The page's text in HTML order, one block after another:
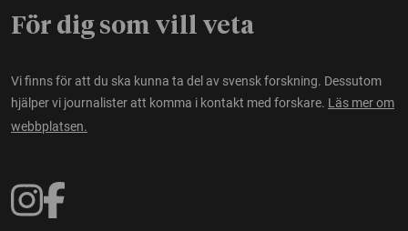
För dig som vill veta
Vi finns för att du ska kunna ta del av svensk forskning. Dessutom
hjälper vi journalister att komma i kontakt med forskare. Läs mer om
webbplatsen.